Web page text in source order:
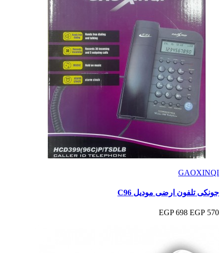
GAOXINQI
جونكى تلفون ارضى موديل C96
570 EGP
698 EGP